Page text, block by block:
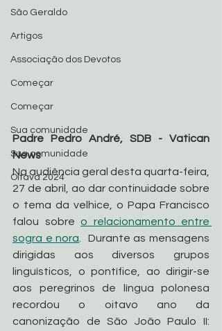
São Geraldo
Artigos
Associação dos Devotos
Começar
Começar
Sua comunidade
Sua comunidade
Oitava 2024
Padre Pedro André, SDB - Vatican
News
Na audiência geral desta quarta-feira,
27 de abril, ao dar continuidade sobre
o tema da velhice, o Papa Francisco
falou sobre o relacionamento entre
sogra e nora .  Durante as mensagens
dirigidas aos diversos grupos
linguísticos, o pontífice, ao dirigir-se
aos peregrinos de língua polonesa
recordou o oitavo ano da
canonização de São João Paulo II: